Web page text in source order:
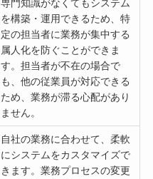
専門知識がなくてもシステム
を構築・運用できるため、特
定の担当者に業務が集中する
属人化を防ぐことができま
す。担当者が不在の場合で
も、他の従業員が対応できる
ため、業務が滞る心配があり
ません。
自社の業務に合わせて、柔軟
にシステムをカスタマイズで
きます。業務プロセスの変更